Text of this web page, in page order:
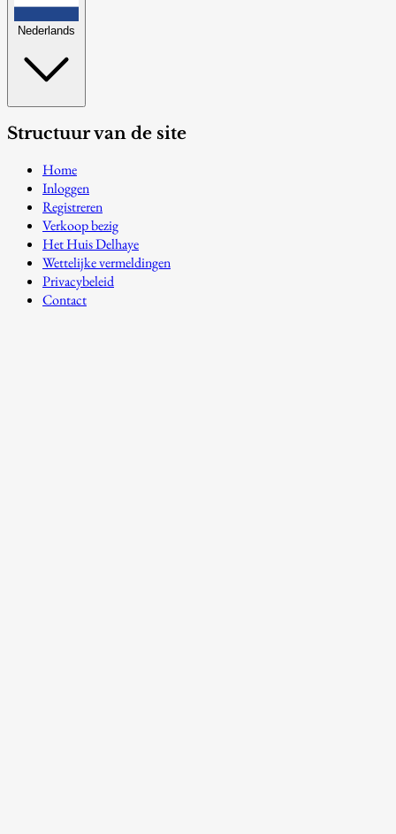
Nederlands
Structuur van de site
Home
Inloggen
Registreren
Verkoop bezig
Het Huis Delhaye
Wettelijke vermeldingen
Privacybeleid
Contact